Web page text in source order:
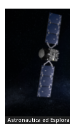
Astronautica ed